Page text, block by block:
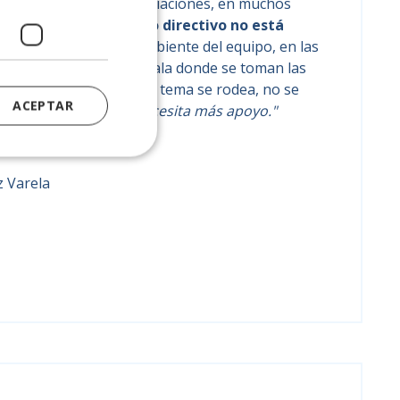
saben que
un puesto directivo no está
los resultados, en el ambiente del equipo, en las
nunca llegan a la sala donde se toman las
en la reunión oficial, el tema se rodea, no se
equipo." "Quizás necesita más apoyo."
Varela
ACEPTAR